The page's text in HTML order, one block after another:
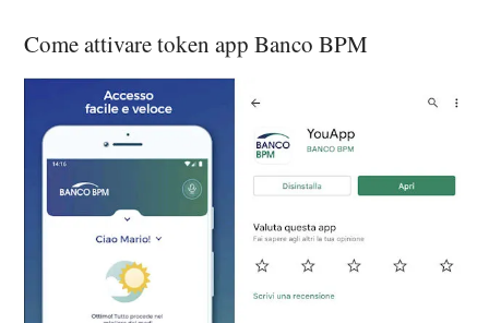
Come attivare token app Banco BPM